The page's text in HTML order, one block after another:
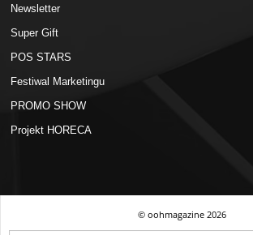
Newsletter
Super Gift
POS STARS
Festiwal Marketingu
PROMO SHOW
Projekt HORECA
© oohmagazine2026